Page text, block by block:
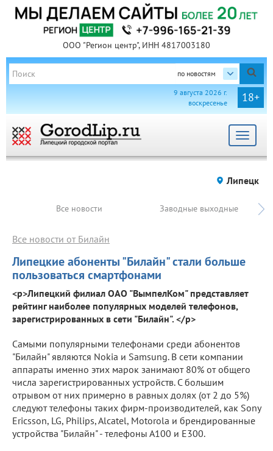
ООО "Регион центр", ИНН 4817003180
по новостям
18+
9 августа 2026 г.
воскресенье
Toggle
Липецк
Все новости Заводные выходные
Липецкие абоненты "Билайн" стали больше
пользоваться смартфонами
Все новости от Билайн
<p>Липецкий филиал ОАО "ВымпелКом" представляет
рейтинг наиболее популярных моделей телефонов,
зарегистрированных в сети "Билайн". </p>
Самыми популярными телефонами среди абонентов
"Билайн" являются Nokia и Samsung. В сети компании
аппараты именно этих марок занимают 80% от общего
числа зарегистрированных устройств. С большим
отрывом от них примерно в равных долях (от 2 до 5%)
следуют телефоны таких фирм-производителей, как Sony
Ericsson, LG, Philips, Alcatel, Motorola и брендированные
устройства "Билайн" - телефоны А100 и Е300.